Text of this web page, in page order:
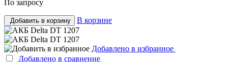
По запросу
Добавить в корзину В корзине
Добавлено в избранное
Добавлено в сравнение